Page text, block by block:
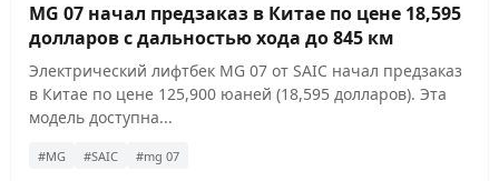
MG 07 начал предзаказ в Китае по цене 18,595
долларов с дальностью хода до 845 км
Электрический лифтбек MG 07 от SAIC начал предзаказ
в Китае по цене 125,900 юаней (18,595 долларов). Эта
модель доступна...
#MG #SAIC #mg 07